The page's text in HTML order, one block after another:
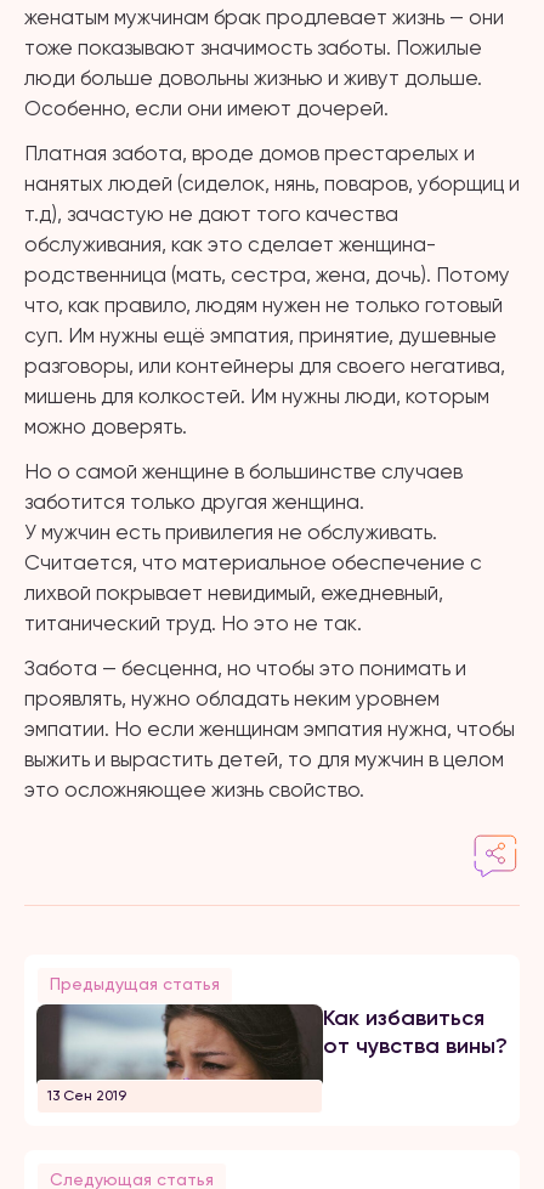
женатым мужчинам брак продлевает жизнь — они
тоже показывают значимость заботы. Пожилые
люди больше довольны жизнью и живут дольше.
Особенно, если они имеют дочерей.
Платная забота, вроде домов престарелых и
нанятых людей (сиделок, нянь, поваров, уборщиц и
т.д), зачастую не дают того качества
обслуживания, как это сделает женщина-
родственница (мать, сестра, жена, дочь). Потому
что, как правило, людям нужен не только готовый
суп. Им нужны ещё эмпатия, принятие, душевные
разговоры, или контейнеры для своего негатива,
мишень для колкостей. Им нужны люди, которым
можно доверять.
Но о самой женщине в большинстве случаев
заботится только другая женщина.
У мужчин есть привилегия не обслуживать.
Считается, что материальное обеспечение с
лихвой покрывает невидимый, ежедневный,
титанический труд. Но это не так.
Забота — бесценна, но чтобы это понимать и
проявлять, нужно обладать неким уровнем
эмпатии. Но если женщинам эмпатия нужна, чтобы
выжить и вырастить детей, то для мужчин в целом
это осложняющее жизнь свойство.
Предыдущая статья
13 Сен 2019
Как избавиться
от чувства вины?
Следующая статья